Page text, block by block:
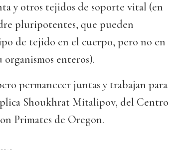
y otros tejidos de soporte vital (en
pluripotentes, que pueden
de tejido en el cuerpo, pero no en
enteros).
permanecer juntas y trabajan para
Shoukhrat Mitalipov, del Centro
Primates de Oregon.